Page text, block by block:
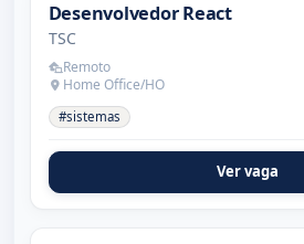
Desenvolvedor React
TSC
Remoto
Home Office/HO
#sistemas
Ver vaga